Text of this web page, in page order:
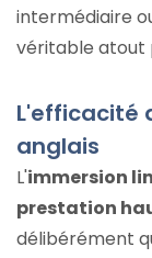
intermédiaire
véritable atout
L'efficacité
anglais
L'immersion
prestation
délibérément